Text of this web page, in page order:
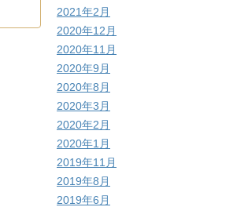
2021年2月
2020年12月
2020年11月
2020年9月
2020年8月
2020年3月
2020年2月
2020年1月
2019年11月
2019年8月
2019年6月